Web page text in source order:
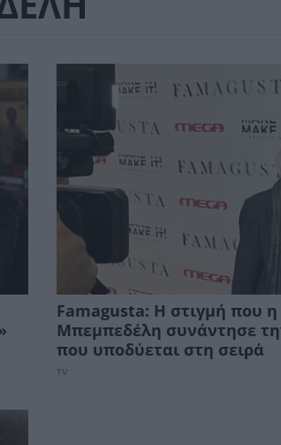
Famagusta: Η στιγμή που
Μπεμπεδέλη συνάντησε
που υποδύεται στη σειρά
TV